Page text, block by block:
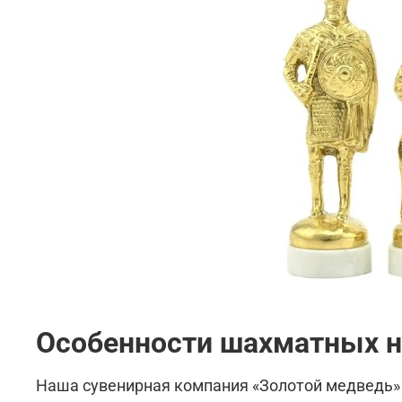
Особенности шахматных
Наша сувенирная компания «Золотой